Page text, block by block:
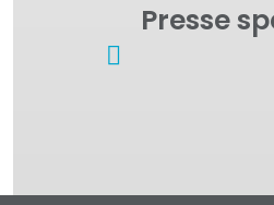
Presse
Macchina